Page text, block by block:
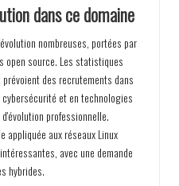
dans ce domaine
nombreuses, portées par
open source. Les statistiques
des recrutements dans
et en technologies
professionnelle.
appliquée aux réseaux Linux
avec une demande
hybrides.